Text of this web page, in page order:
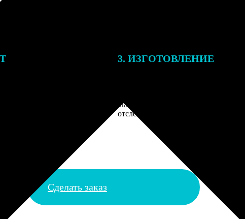
3. ИЗГОТОВЛЕНИЕ
вы получите письмо с трек-номером
отслеживания.
Сделать заказ